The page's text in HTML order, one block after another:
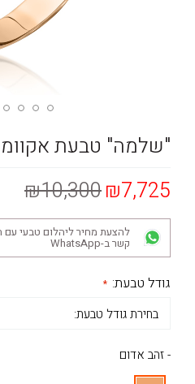
"שלמה" טבעת
₪7,725
₪10,300
קשר ב-WhatsApp
גודל טבעת:
- זהב אדום